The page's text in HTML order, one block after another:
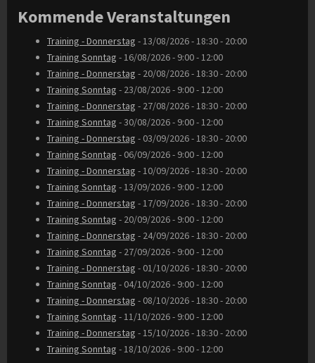
Kommende Veranstaltungen
Training - Donnerstag - 13/08/2026 - 18:30 - 20:00
Training Sonntag - 16/08/2026 - 9:00 - 12:00
Training - Donnerstag - 20/08/2026 - 18:30 - 20:00
Training Sonntag - 23/08/2026 - 9:00 - 12:00
Training - Donnerstag - 27/08/2026 - 18:30 - 20:00
Training Sonntag - 30/08/2026 - 9:00 - 12:00
Training - Donnerstag - 03/09/2026 - 18:30 - 20:00
Training Sonntag - 06/09/2026 - 9:00 - 12:00
Training - Donnerstag - 10/09/2026 - 18:30 - 20:00
Training Sonntag - 13/09/2026 - 9:00 - 12:00
Training - Donnerstag - 17/09/2026 - 18:30 - 20:00
Training Sonntag - 20/09/2026 - 9:00 - 12:00
Training - Donnerstag - 24/09/2026 - 18:30 - 20:00
Training Sonntag - 27/09/2026 - 9:00 - 12:00
Training - Donnerstag - 01/10/2026 - 18:30 - 20:00
Training Sonntag - 04/10/2026 - 9:00 - 12:00
Training - Donnerstag - 08/10/2026 - 18:30 - 20:00
Training Sonntag - 11/10/2026 - 9:00 - 12:00
Training - Donnerstag - 15/10/2026 - 18:30 - 20:00
Training Sonntag - 18/10/2026 - 9:00 - 12:00